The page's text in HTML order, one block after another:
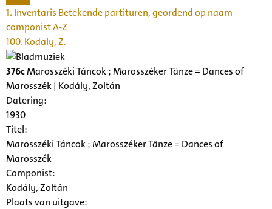
1.Inventaris Betekende partituren, geordend op naam
componist A-Z
100. Kodaly, Z.
376cMarosszéki Táncok ; Marosszéker Tänze = Dances of
Marosszék | Kodály, Zoltán
Datering:
1930
Titel:
Marosszéki Táncok ; Marosszéker Tänze = Dances of
Marosszék
Componist:
Kodály, Zoltán
Plaats van uitgave: